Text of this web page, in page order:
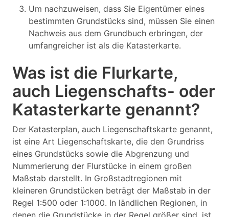
Um nachzuweisen, dass Sie Eigentümer eines
bestimmten Grundstücks sind, müssen Sie einen
Nachweis aus dem Grundbuch erbringen, der
umfangreicher ist als die Katasterkarte.
Was ist die Flurkarte,
auch Liegenschafts- oder
Katasterkarte genannt?
Der Katasterplan, auch Liegenschaftskarte genannt,
ist eine Art Liegenschaftskarte, die den Grundriss
eines Grundstücks sowie die Abgrenzung und
Nummerierung der Flurstücke in einem großen
Maßstab darstellt. In Großstadtregionen mit
kleineren Grundstücken beträgt der Maßstab in der
Regel 1:500 oder 1:1000. In ländlichen Regionen, in
denen die Grundstücke in der Regel größer sind, ist